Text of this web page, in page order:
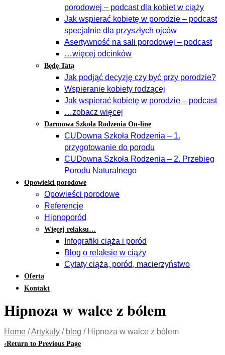
porodowej – podcast dla kobiet w ciąży
Jak wspierać kobietę w porodzie – podcast
specjalnie dla przyszłych ojców
Asertywność na sali porodowej – podcast
…więcej odcinków
Będę Tatą
Jak podjąć decyzję czy być przy porodzie?
Wspieranie kobiety rodzącej
Jak wspierać kobietę w porodzie – podcast
…zobacz więcej
Darmowa Szkoła Rodzenia On-line
CUDowna Szkoła Rodzenia – 1.
przygotowanie do porodu
CUDowna Szkoła Rodzenia – 2. Przebieg
Porodu Naturalnego
Opowieści porodowe
Opowieści porodowe
Referencje
Hipnoporód
Więcej relaksu…
Infografiki ciąża i poród
Blog o relaksie w ciąży
Cytaty ciąża, poród, macierzyństwo
Oferta
Kontakt
Hipnoza w walce z bólem
Home /Artykuły / blog / Hipnoza w walce z bólem
‹Return to Previous Page